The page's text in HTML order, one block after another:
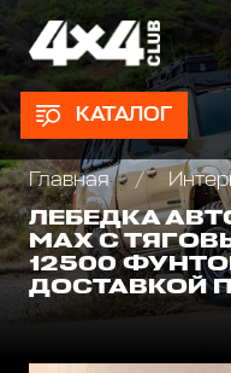
КАТАЛОГ
Главная
ЛЕБЕДКА
МАХ С
12500
ДОСТАВКОЙ